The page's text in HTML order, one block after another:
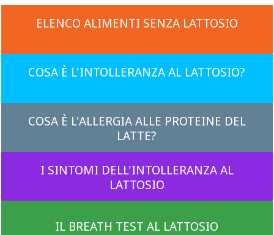
ELENCO ALIMENTI SENZA LATTOSIO
COSA È L'INTOLLERANZA AL LATTOSIO?
COSA È L'ALLERGIA ALLE PROTEINE DEL
LATTE?
I SINTOMI DELL'INTOLLERANZA AL
LATTOSIO
IL BREATH TEST AL LATTOSIO